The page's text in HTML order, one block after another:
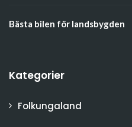
Bästa bilen för landsbygden
Kategorier
Folkungaland